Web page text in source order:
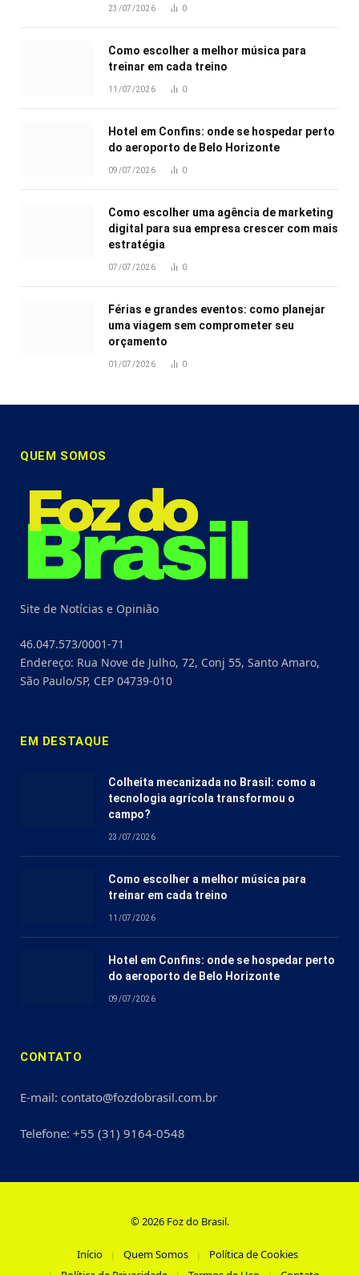
23/07/2026 0
Como escolher a melhor música para
treinar em cada treino
11/07/2026 0
Hotel em Confins: onde se hospedar perto
do aeroporto de Belo Horizonte
09/07/2026 0
Como escolher uma agência de marketing
digital para sua empresa crescer com mais
estratégia
07/07/2026 0
Férias e grandes eventos: como planejar
uma viagem sem comprometer seu
orçamento
01/07/2026 0
QUEM SOMOS
Site de Notícias e Opinião
46.047.573/0001-71
Endereço: Rua Nove de Julho, 72, Conj 55, Santo Amaro,
São Paulo/SP, CEP 04739-010
EM DESTAQUE
Colheita mecanizada no Brasil: como a
tecnologia agrícola transformou o
campo?
23/07/2026
Como escolher a melhor música para
treinar em cada treino
11/07/2026
Hotel em Confins: onde se hospedar perto
do aeroporto de Belo Horizonte
09/07/2026
CONTATO
E-mail: contato@fozdobrasil.com.br
Telefone: +55 (31) 9164-0548
© 2026 Foz do Brasil.
Início Quem Somos
Política de Cookies